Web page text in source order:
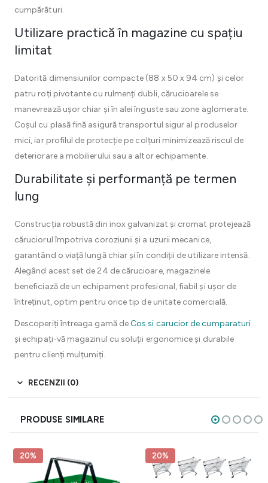
cumpărături.
Utilizare practică în magazine cu spațiu
limitat
Datorită dimensiunilor compacte (88 x 50 x 94 cm) și celor
patru roți pivotante cu rulmenți dubli, cărucioarele se
manevrează ușor chiar și în alei înguste sau zone aglomerate.
Coșul cu plasă fină asigură transportul sigur al produselor
mici, iar profilul de protecție pe colțuri minimizează riscul de
deteriorare a mobilierului sau a altor echipamente.
Durabilitate și performanță pe termen
lung
Construcția robustă din inox galvanizat și cromat protejează
căruciorul împotriva coroziunii și a uzurii mecanice,
garantând o viață lungă chiar și în condiții de utilizare intensă.
Alegând acest set de 24 de cărucioare, magazinele
beneficiază de un echipament profesional, fiabil și ușor de
întreținut, optim pentru orice tip de unitate comercială.
Descoperiți întreaga gamă deCos si carucior de cumparaturi
și echipați-vă magazinul cu soluții ergonomice și durabile
pentru clienți mulțumiți.
RECENZII (0)
PRODUSE SIMILARE
20% 20%